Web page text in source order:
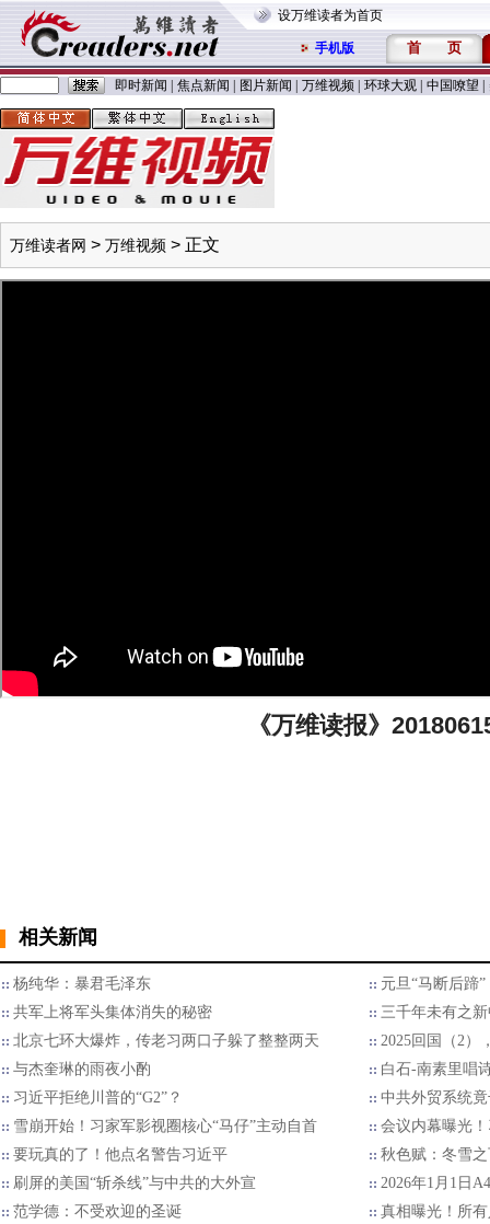
设万维读者为首页
手机版 首 页
即时新闻 焦点新闻 图片新闻 万维视频 环球大观 中国嘹望
万维读者网 > 万维视频 > 正文
《万维读报》
相关新闻
杨纯华：暴君毛泽东
元旦“马断后蹄
共军上将军头集体消失的秘密
三千年未有之
北京七环大爆炸，传老习两口子躲了整整两天
2025回国（2）
与杰奎琳的雨夜小酌
白石-南素里唱
习近平拒绝川普的“G2”？
中共外贸系统
雪崩开始！习家军影视圈核心“马仔”主动自首
会议内幕曝光
要玩真的了！他点名警告习近平
秋色赋：冬雪
刷屏的美国“斩杀线”与中共的大外宣
2026年1月1日
范学德：不受欢迎的圣诞
真相曝光！所